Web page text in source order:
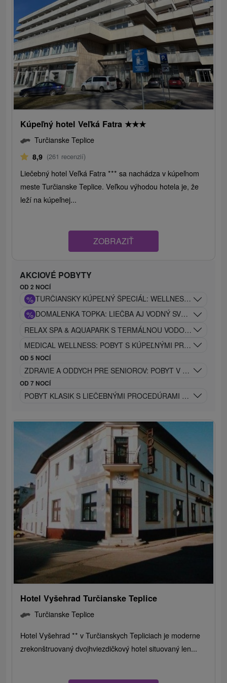
Kúpeľný hotel Veľká Fatra ★★★
Turčianske Teplice
8,9 (261 recenzií)
Liečebný hotel Veľká Fatra *** sa nachádza v kúpeľnom
meste Turčianske Teplice. Veľkou výhodou hotela je, že
leží na kúpeľnej...
ZOBRAZIŤ
AKCIOVÉ POBYTY
OD 2 NOCÍ
% TURČIANSKY KÚPEĽNÝ ŠPECIÁL: WELLNESS, PIVO A
% DOMALENKA TOPKA: LIEČBA AJ VODNÝ SVET V
RELAX SPA & AQUAPARK S TERMÁLNOU VODOU:
MEDICAL WELLNESS: POBYT S KÚPEĽNÝMI
OD 5 NOCÍ
ZDRAVIE A ODDYCH PRE SENIOROV: POBYT V SRDCI
OD 7 NOCÍ
POBYT KLASIK S LIEČEBNÝMI PROCEDÚRAMI A VSTUPOM
Hotel Vyšehrad Turčianske Teplice
Turčianske Teplice
Hotel Vyšehrad ** v Turčianskych Tepliciach je moderne
zrekonštruovaný dvojhviezdičkový hotel situovaný len...